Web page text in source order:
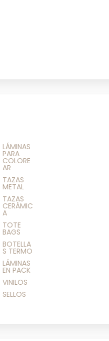
LÁMINAS
PARA
COLORE
AR
TAZAS
METAL
TAZAS
CERÁMIC
A
TOTE
BAGS
BOTELLA
S TERMO
LÁMINAS
EN PACK
VINILOS
SELLOS